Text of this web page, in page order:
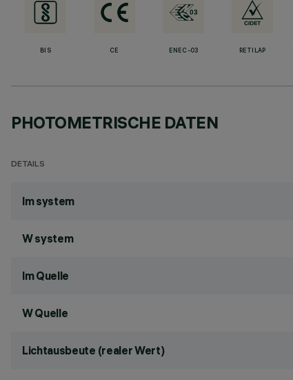
BIS CE ENEC-03 RETILAP
PHOTOMETRISCHE DATEN
DETAILS
lm system
W system
lm Quelle
W Quelle
Lichtausbeute (realer Wert)